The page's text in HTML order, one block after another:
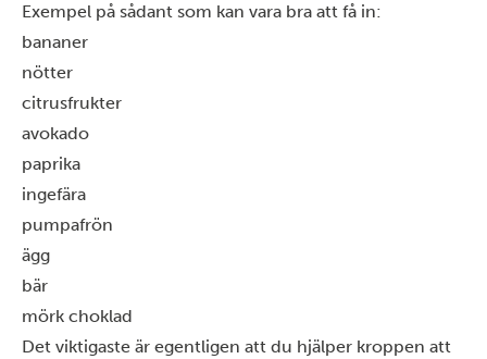
Exempel på sådant som kan vara bra att få in:
bananer
nötter
citrusfrukter
avokado
paprika
ingefära
pumpafrön
ägg
bär
mörk choklad
Det viktigaste är egentligen att du hjälper kroppen att